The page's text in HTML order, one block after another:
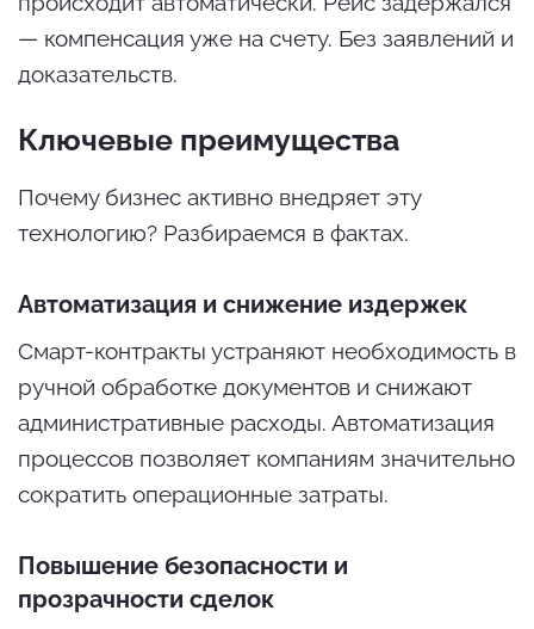
— компенсация уже на счету. Без заявлений и
доказательств.
Ключевые преимущества
Почему бизнес активно внедряет эту
технологию? Разбираемся в фактах.
Автоматизация и снижение издержек
Смарт-контракты устраняют необходимость в
ручной обработке документов и снижают
административные расходы. Автоматизация
процессов позволяет компаниям значительно
сократить операционные затраты.
Повышение безопасности и
прозрачности сделок